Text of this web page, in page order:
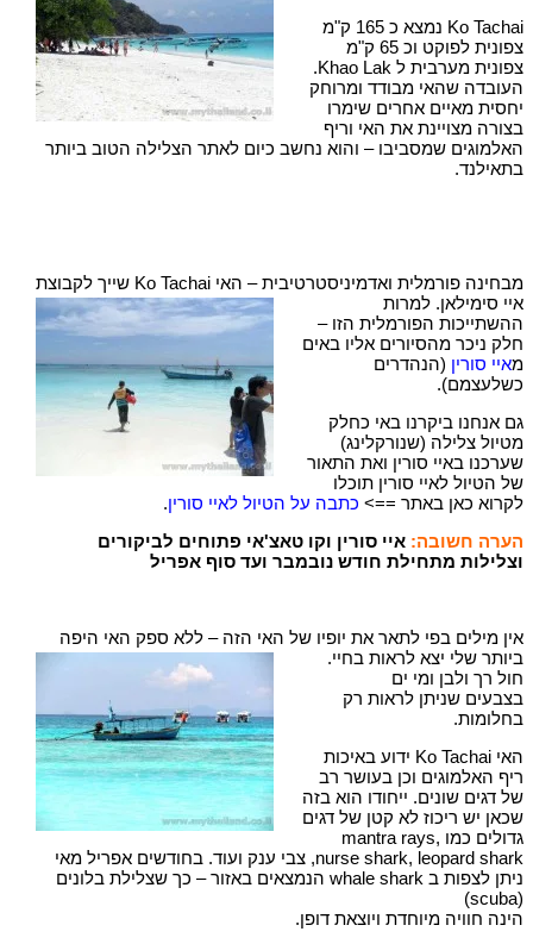
Ko Tachai נמצא כ 165 ק"מ
צפונית לפוקט וכ 65 ק"מ
צפונית מערבית ל Khao Lak.
העובדה שהאי מבודד ומרוחק
יחסית מאיים אחרים שימרו
בצורה מצויינת את האי וריף
האלמוגים שמסביבו – והוא נחשב כיום לאתר הצלילה הטוב ביותר
בתאילנד.
מבחינה פורמלית ואדמיניסטרטיבית – האי Ko Tachai שייך
לקבוצת
איי סימילאן. למרות
ההשתייכות הפורמלית הזו –
חלק ניכר מהסיורים אליו באים
מאיי סורין (הנהדרים
כשלעצמם).
גם אנחנו ביקרנו באי כחלק
מטיול צלילה (שנורקלינג)
שערכנו באיי סורין ואת התאור
של הטיול לאיי סורין תוכלו
לקרוא כאן באתר ==> כתבה על הטיול לאיי סורין.
הערה חשובה: איי סורין וקו טאצ'אי פתוחים לביקורים
וצלילות מתחילת חודש נובמבר ועד סוף אפריל
אין מילים בפי לתאר את יופיו של האי הזה – ללא ספק האי היפה
ביותר שלי יצא לראות בחיי.
חול רך ולבן ומי ים
בצבעים שניתן לראות רק
בחלומות.
האי Ko Tachai ידוע באיכות
ריף האלמוגים וכן בעושר רב
של דגים שונים. ייחודו הוא בזה
שכאן יש ריכוז לא קטן של דגים
גדולים כמו mantra rays,
nurse shark, leopard shark, צבי ענק ועוד. בחודשים אפריל מאי
ניתן לצפות ב whale shark הנמצאים באזור – כך שצלילת בלונים
(scuba)
הינה חוויה מיוחדת ויוצאת דופן.